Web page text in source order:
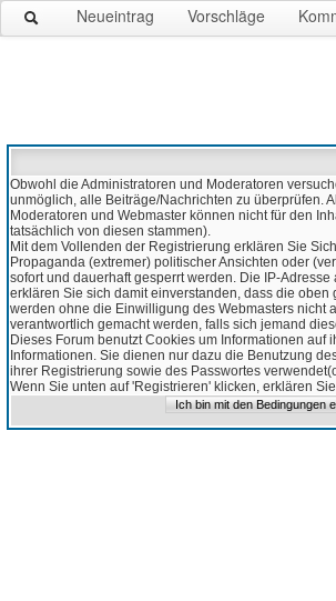
Neueintrag Vorschläge
Obwohl die Administratoren und Moderatoren
unmöglich, alle Beiträge/Nachrichten zu überprüfen.
Moderatoren und Webmaster können nicht für den
tatsächlich von diesen stammen).
Mit dem Vollenden der Registrierung erklären Sie
Propaganda (extremer) politischer Ansichten oder
sofort und dauerhaft gesperrt werden. Die IP-
erklären Sie sich damit einverstanden, dass die
werden ohne die Einwilligung des Webmasters nicht
verantwortlich gemacht werden, falls sich jemand
Dieses Forum benutzt Cookies um Informationen
Informationen. Sie dienen nur dazu die Benutzung
ihrer Registrierung sowie des Passwortes
Wenn Sie unten auf 'Registrieren' klicken, erklären